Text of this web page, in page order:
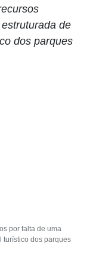
de
dos parques
por falta de uma
turístico dos parques